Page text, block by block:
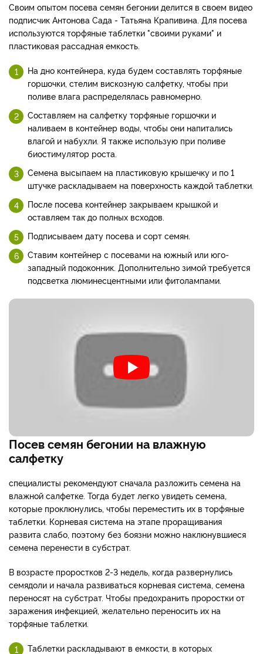
Своим опытом посева семян бегонии делится в своем видео
подписчик Антонова Сада - Татьяна Крапивина. Для посева
используются торфяные таблетки "своими руками" и
пластиковая рассадная емкость.
На дно контейнера, куда будем составлять торфяные
горшочки, стелим вискозную салфетку, чтобы при
поливе влага распределялась равномерно.
Составляем на салфетку торфяные горшочки и
наливаем в контейнер воды, чтобы они напитались
влагой и набухли. Я также использую при поливе
биостимулятор роста.
Семена высыпаем на пластиковую крышечку и по 1
штучке раскладываем на поверхность каждой таблетки.
После посева контейнер закрываем крышкой и
оставляем так до полных всходов.
Подписываем дату посева и сорт семян.
Ставим контейнер с посевами на южный или юго-
западный подоконник. Дополнительно зимой требуется
подсветка люминесцентными или фитолампами.
Посев семян бегонии на влажную
салфетку
специалисты рекомендуют сначала разложить семена на
влажной салфетке. Тогда будет легко увидеть семена,
которые проклюнулись, чтобы переместить их в торфяные
таблетки. Корневая система на этапе проращивания
развита слабо, поэтому без боязни можно наклюнувшиеся
семена перенести в субстрат.
В возрасте проростков 2-3 недель, когда развернулись
семядоли и начала развиваться корневая система, семена
переносят на субстрат. Чтобы предохранить проростки от
заражения инфекцией, желательно переносить их на
торфяные таблетки.
Таблетки раскладывают в емкости, в которых